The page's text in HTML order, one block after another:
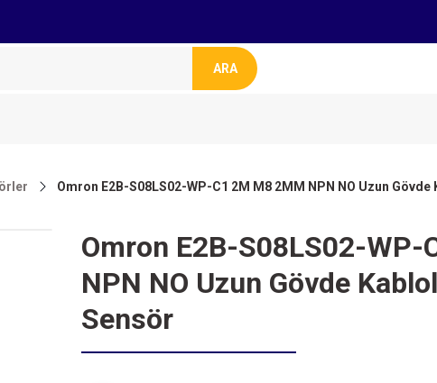
ARA
Omron E2B-S08LS02-WP-C1 2M M8 2MM NPN NO Uzun
Omron E2B-S08LS02-WP-
NPN NO Uzun Gövde
Sensör